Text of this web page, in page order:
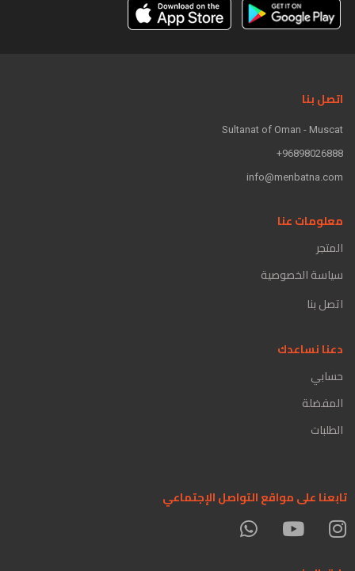
اتصل بنا
Sultanat of Oman - Muscat
96898026888+
info@menbatna.com
معلومات عنا
المتجر
سياسة الخصوصية
اتصل بنا
دعنا نساعدك
حسابي
المفضلة
الطلبات
تابعنا على مواقع التواصل الإجتماعي